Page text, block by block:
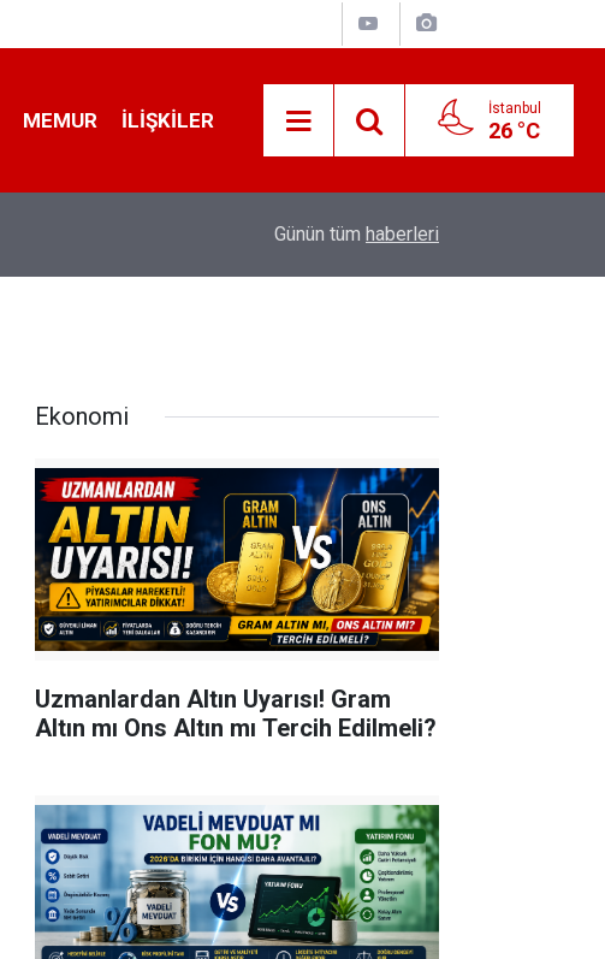
MEMUR İLIŞKILER İstanbul
26 °C
Sıcak Havalarda Ödem Şikayetini Hafife
Günün tüm haberleri
Ekonomi
Uzmanlardan Altın Uyarısı! Gram
Altın mı Ons Altın mı Tercih Edilmeli?